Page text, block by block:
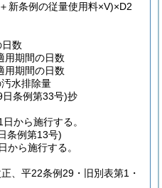
新条例の従量使用料×V)×D2
数
用期間の日数
用期間の日数
水排除量
日条例第33号)抄
から施行する。
条例第13号)
から施行する。
、平22条例29・旧別表第1・